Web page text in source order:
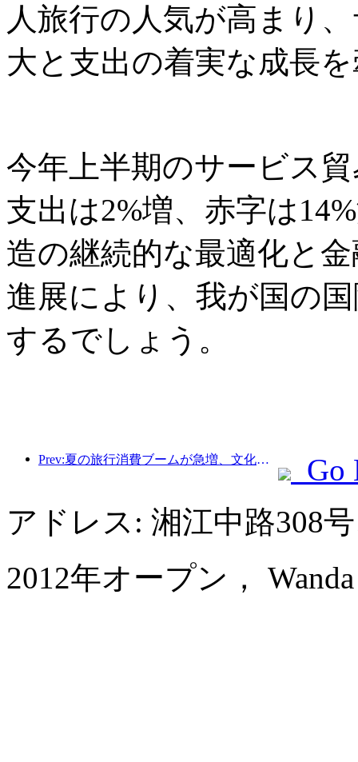
人旅行の人気が高まり
大と支出の着実な成長
今年上半期のサービス
支出は2%増、赤字は
造の継続的な最適化と
進展により、我が国の
するでしょう。
Prev:夏の旅行消費ブームが急増、文化観光市場は革新とアップグレード
Go
アドレス: 湘江中路308
2012年オープン， Wanda